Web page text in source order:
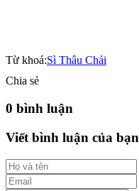
Từ khoá:Sì Thâu Chải
Chia sẻ
0 bình luận
Viết bình luận của bạn